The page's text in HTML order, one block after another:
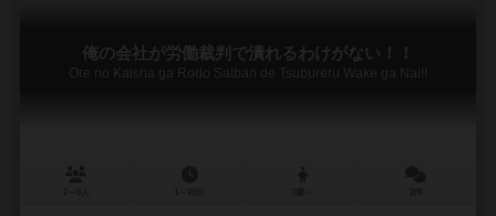
俺の会社が労働裁判で潰れるわけがない！！
Ore no Kaisha ga Rodo Saiban de Tsubureru Wake ga Nai!!